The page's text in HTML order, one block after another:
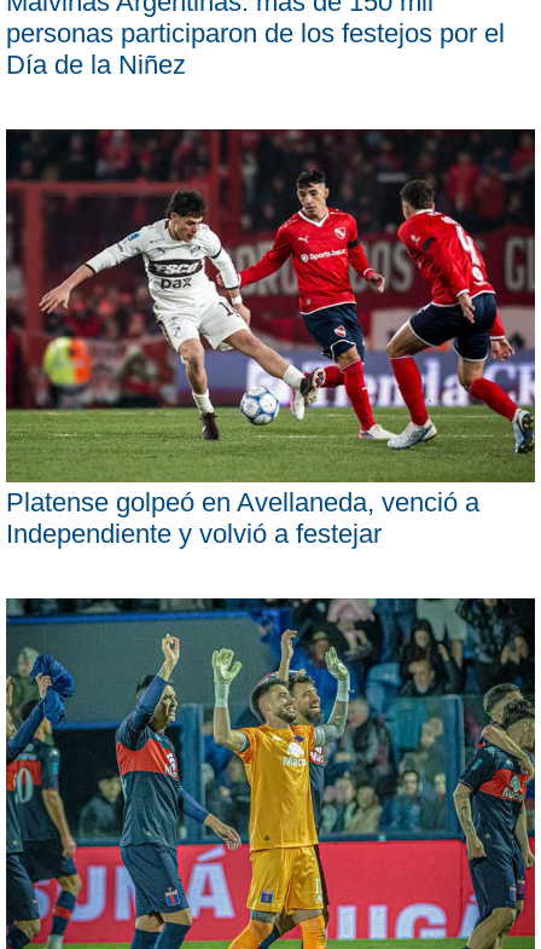
personas participaron de los festejos por el
Día de la Niñez
Platense golpeó en Avellaneda, venció a
Independiente y volvió a festejar